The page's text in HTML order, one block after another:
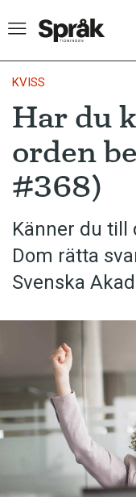
Hem
Artiklar
Krönikor
Språkfrågor
Skrivtips
Bokrecensioner
Anmäl till
Föreslå nyord
Annonsera
Prenumerera
Läs
KVISS
Har du
orden
#368)
Känner du till
Dom rätta
Svenska